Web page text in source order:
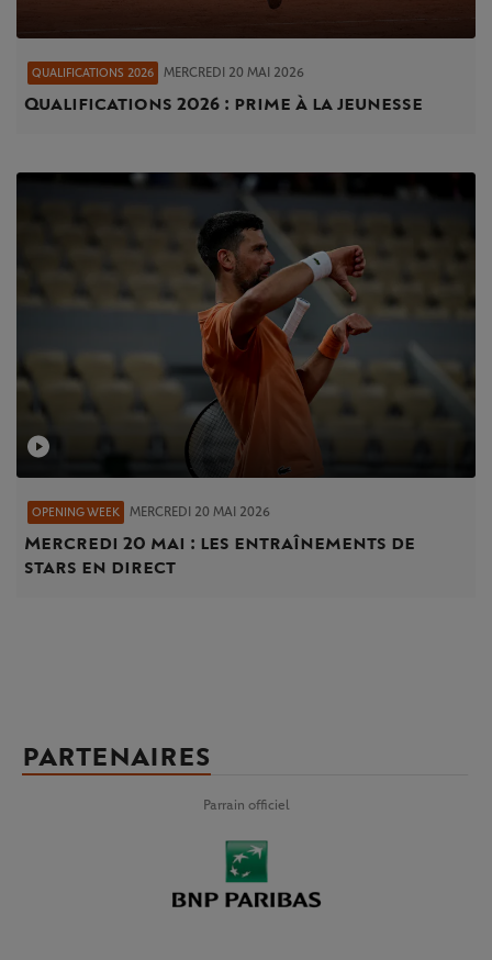
QUALIFICATIONS 2026 MERCREDI 20 MAI 2026
Qualifications 2026 : prime à la jeunesse
OPENING WEEK MERCREDI 20 MAI 2026
Mercredi 20 mai : les entraînements de
stars en direct
PARTENAIRES
Parrain officiel